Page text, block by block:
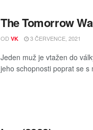
The Tomorrow
OD VK 3 ČERVENCE, 2021
Jeden muž je vtažen do
jeho schopnosti poprat se s